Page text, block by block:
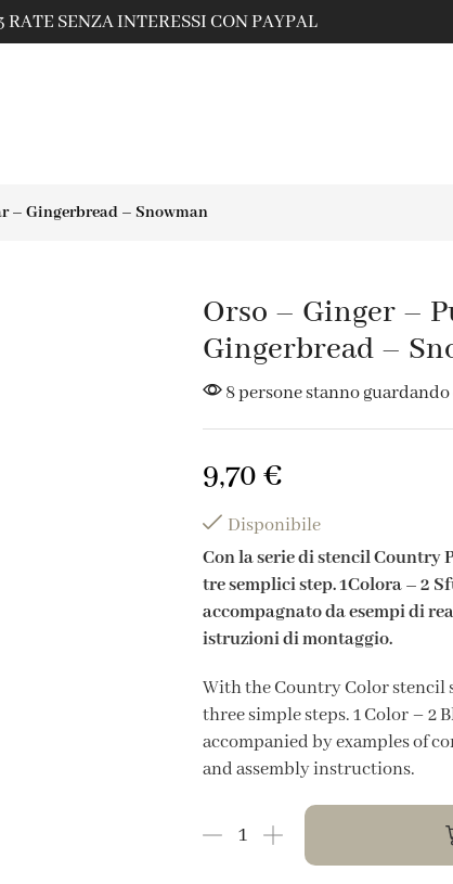
SENZA INTERESSI CON PAYPAL
– Gingerbread – Snowman
Orso – Ginger –
Gingerbread –
8 persone stanno
9,70 €
Disponibile
Con la serie di stencil Country
tre semplici step. 1Colora – 2
accompagnato da esempi di
istruzioni di montaggio.
With the Country Color stencil
three simple steps. 1 Color – 2
accompanied by examples of
and assembly instructions.